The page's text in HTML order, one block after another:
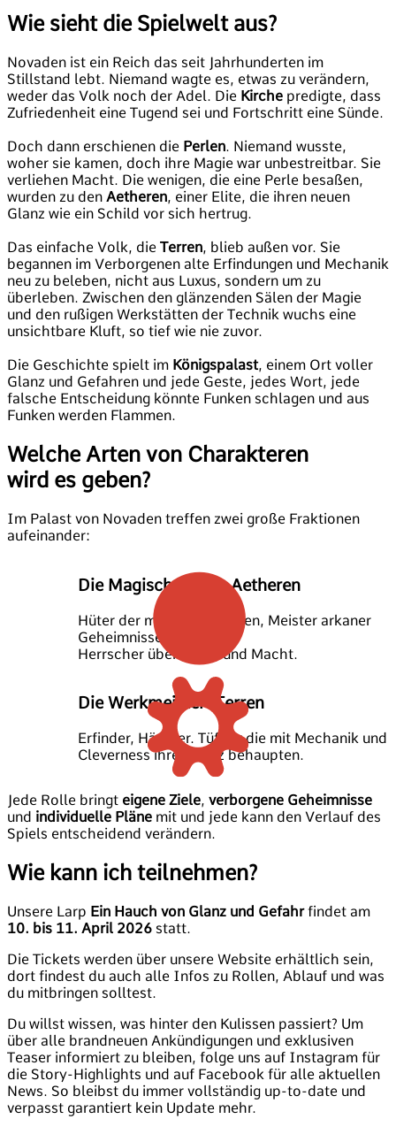
Wie sieht die Spielwelt aus?
Novaden ist ein Reich das seit Jahrhunderten im
Stillstand lebt. Niemand wagte es, etwas zu verändern,
weder das Volk noch der Adel. Die Kirche predigte, dass
Zufriedenheit eine Tugend sei und Fortschritt eine Sünde.
Doch dann erschienen die Perlen. Niemand wusste,
woher sie kamen, doch ihre Magie war unbestreitbar. Sie
verliehen Macht. Die wenigen, die eine Perle besaßen,
wurden zu den Aetheren, einer Elite, die ihren neuen
Glanz wie ein Schild vor sich hertrug.
Das einfache Volk, die Terren, blieb außen vor. Sie
begannen im Verborgenen alte Erfindungen und Mechanik
neu zu beleben, nicht aus Luxus, sondern um zu
überleben. Zwischen den glänzenden Sälen der Magie
und den rußigen Werkstätten der Technik wuchs eine
unsichtbare Kluft, so tief wie nie zuvor.
Die Geschichte spielt im Königspalast, einem Ort voller
Glanz und Gefahren und jede Geste, jedes Wort, jede
falsche Entscheidung könnte Funken schlagen und aus
Funken werden Flammen.
Welche Arten von Charakteren
wird es geben?
Im Palast von Novaden treffen zwei große Fraktionen
aufeinander:
Die Magische Elite: Aetheren
Hüter der mächtigen Perlen, Meister arkaner
Geheimnisse,
Herrscher über Glanz und Macht.
Die Werkmeister: Terren
Erfinder, Händler. Tüftler die mit Mechanik und
Cleverness ihren Platz behaupten.
Jede Rolle bringt eigene Ziele, verborgene Geheimnisse
und individuelle Pläne mit und jede kann den Verlauf des
Spiels entscheidend verändern.
Wie kann ich teilnehmen?
Unsere Larp Ein Hauch von Glanz und Gefahr findet am
10. bis 11. April 2026 statt.
Die Tickets werden über unsere Website erhältlich sein,
dort findest du auch alle Infos zu Rollen, Ablauf und was
du mitbringen solltest.
Du willst wissen, was hinter den Kulissen passiert? Um
über alle brandneuen Ankündigungen und exklusiven
Teaser informiert zu bleiben, folge uns auf Instagram für
die Story-Highlights und auf Facebook für alle aktuellen
News. So bleibst du immer vollständig up-to-date und
verpasst garantiert kein Update mehr.